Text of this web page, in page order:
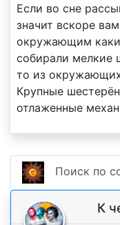
Если во сне
значит вскоре
окружающим
собирали мелкие
то из
Крупные
отлаженные
Поиск по
К